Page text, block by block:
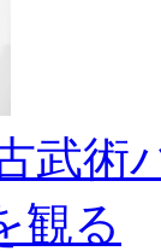
武術
観る